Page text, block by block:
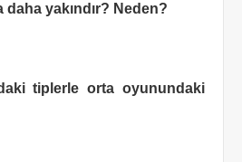
yakındır? Neden?
tiplerle orta oyunundaki